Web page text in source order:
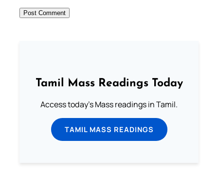
Tamil Mass Readings Today
Access today's Mass readings in Tamil.
TAMIL MASS READINGS